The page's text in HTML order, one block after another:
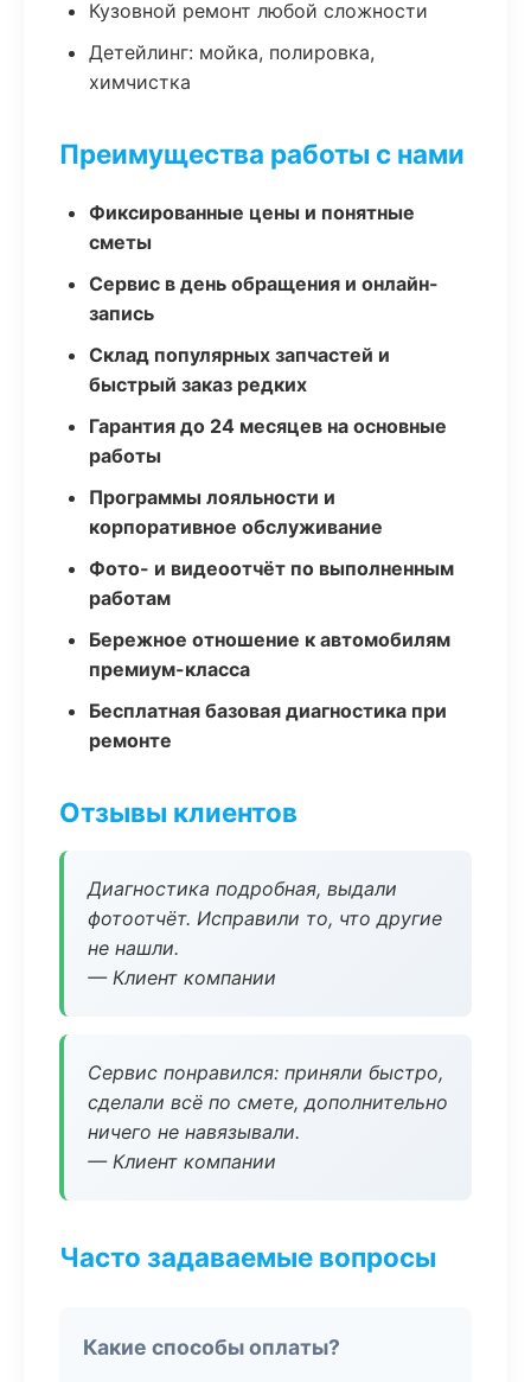
Кузовной ремонт любой сложности
Детейлинг: мойка, полировка,
химчистка
Преимущества работы с нами
Фиксированные цены и понятные
сметы
Сервис в день обращения и онлайн-
запись
Склад популярных запчастей и
быстрый заказ редких
Гарантия до 24 месяцев на основные
работы
Программы лояльности и
корпоративное обслуживание
Фото- и видеоотчёт по выполненным
работам
Бережное отношение к автомобилям
премиум-класса
Бесплатная базовая диагностика при
ремонте
Отзывы клиентов
Диагностика подробная, выдали
фотоотчёт. Исправили то, что другие
не нашли.
— Клиент компании
Сервис понравился: приняли быстро,
сделали всё по смете, дополнительно
ничего не навязывали.
— Клиент компании
Часто задаваемые вопросы
Какие способы оплаты?